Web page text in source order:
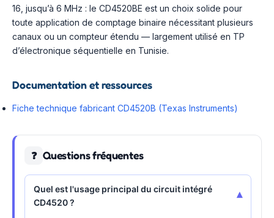
16, jusqu’à 6 MHz : le CD4520BE est un choix solide pour
toute application de comptage binaire nécessitant plusieurs
canaux ou un compteur étendu — largement utilisé en TP
d’électronique séquentielle en Tunisie.
Documentation et ressources
Fiche technique fabricant CD4520B (Texas Instruments)
❓ Questions fréquentes
Quel est l'usage principal du circuit intégré
CD4520 ?
▾